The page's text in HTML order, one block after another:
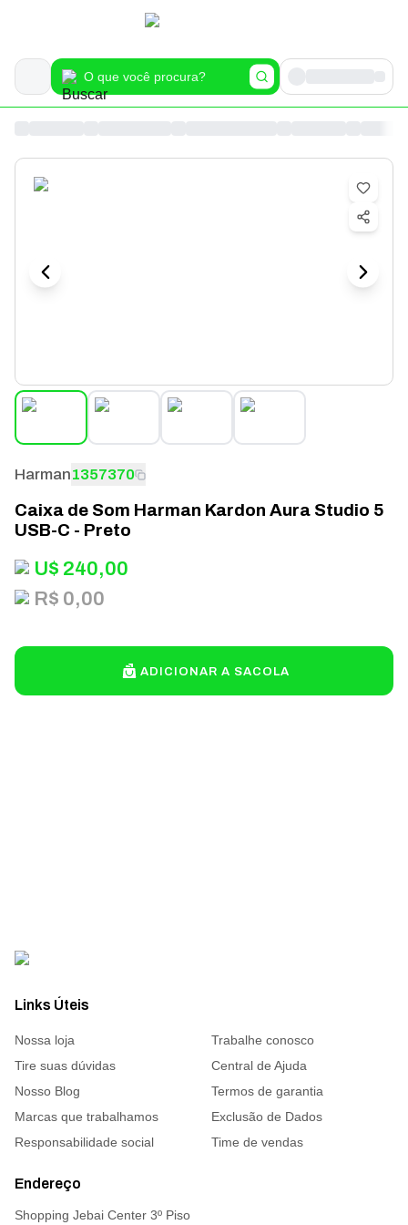
Harman1357370
Caixa de Som Harman Kardon Aura Studio 5
USB-C - Preto
U$ 240,00
R$ 0,00
ADICIONAR A SACOLA
Links Úteis
Nossa loja
Trabalhe conosco
Tire suas dúvidas
Central de Ajuda
Nosso Blog
Termos de garantia
Marcas que trabalhamos
Exclusão de Dados
Responsabilidade social
Time de vendas
Endereço
Shopping Jebai Center 3º Piso